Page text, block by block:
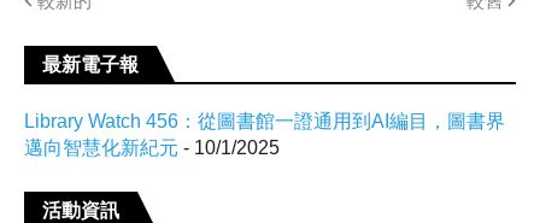
最新電子報
Library Watch 456：從圖書館一證通用到AI編目，圖書界
邁向智慧化新紀元 - 10/1/2025
活動資訊